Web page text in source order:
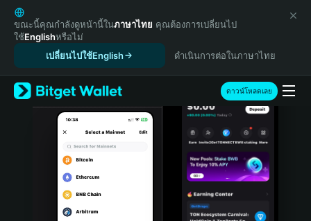
English
日本語
Tiếng Việt
Español (Latinoamérica)
Türkçe
Italiano
Português (Portugal)
Bahasa Indonesia
ขณะนี้คุณกำลังดูหน้านี้ในภาษาไทย คุณต้องการเปลี่ยนไป
ใช้Englishหรือไม่
เปลี่ยนไปใช้English
ดำเนินการต่อในภาษาไทย
ดาวน์โหลดเลย